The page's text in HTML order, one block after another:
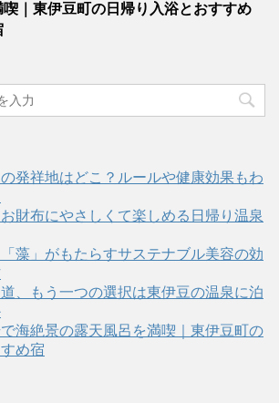
喫｜東伊豆町の日帰り入浴とおすすめ
の発祥地はどこ？ルールや健康効果もわ
財布にやさしくて楽しめる日帰り温泉
藻」がもたらすサステナブル美容の効
、もう一つの選択は東伊豆の温泉に泊
海絶景の露天風呂を満喫｜東伊豆町の
め宿